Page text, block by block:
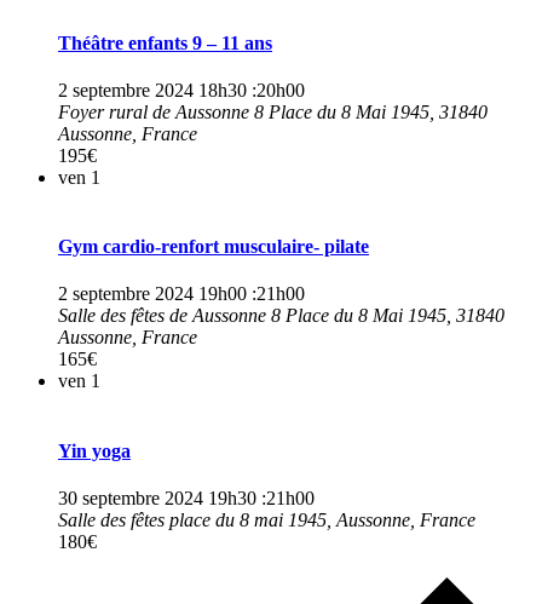
Théâtre enfants 9 – 11 ans
2 septembre 2024 18h30 :20h00
Foyer rural de Aussonne 8 Place du 8 Mai 1945, 31840
Aussonne, France
195€
ven 1
Gym cardio-renfort musculaire- pilate
2 septembre 2024 19h00 :21h00
Salle des fêtes de Aussonne 8 Place du 8 Mai 1945, 31840
Aussonne, France
165€
ven 1
Yin yoga
30 septembre 2024 19h30 :21h00
Salle des fêtes place du 8 mai 1945, Aussonne, France
180€